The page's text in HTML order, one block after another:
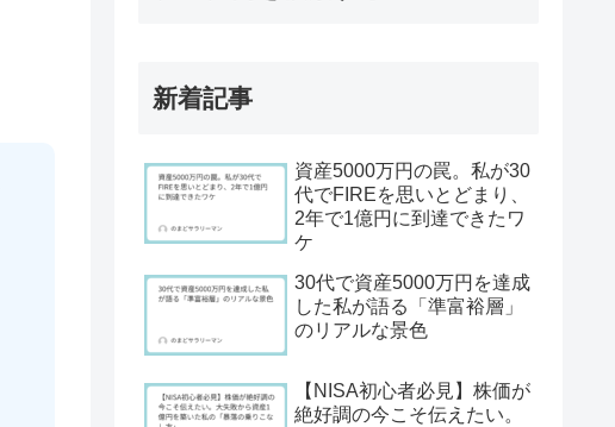
新着記事
資産5000万円の罠。私が30
代でFIREを思いとどまり、
2年で1億円に到達できたワ
ケ
30代で資産5000万円を達成
した私が語る「準富裕層」
のリアルな景色
【NISA初心者必見】株価が
絶好調の今こそ伝えたい。